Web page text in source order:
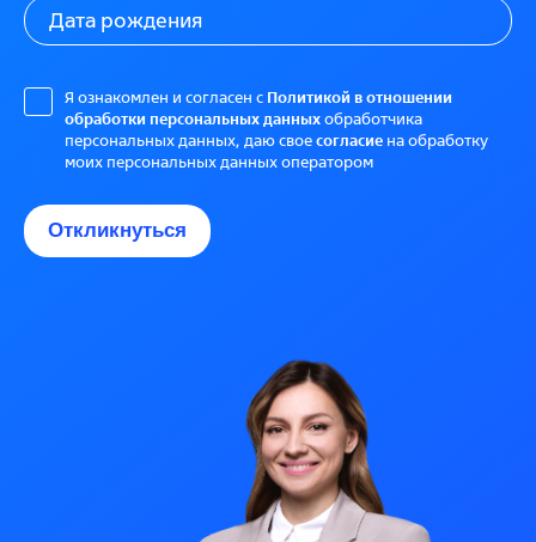
Я ознакомлен и согласен с Политикой в отношении
обработки персональных данныхобработчика
персональных данных, даю своесогласие на обработку
моих персональных данных оператором
Откликнуться